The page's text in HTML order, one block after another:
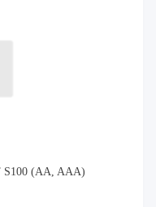
S100 (AA, AAA)